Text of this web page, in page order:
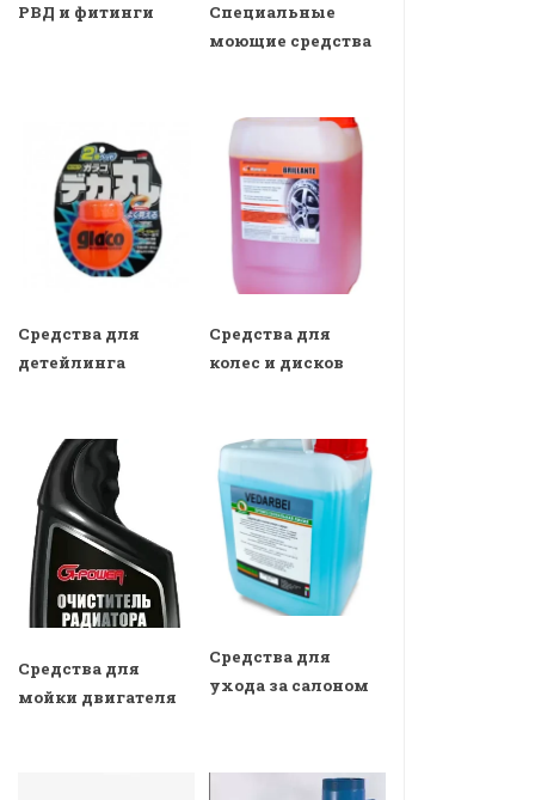
РВД и фитинги
Специальные
моющие средства
Средства для
детейлинга
Средства для
колес и дисков
Средства для
мойки двигателя
Средства для
ухода за салоном